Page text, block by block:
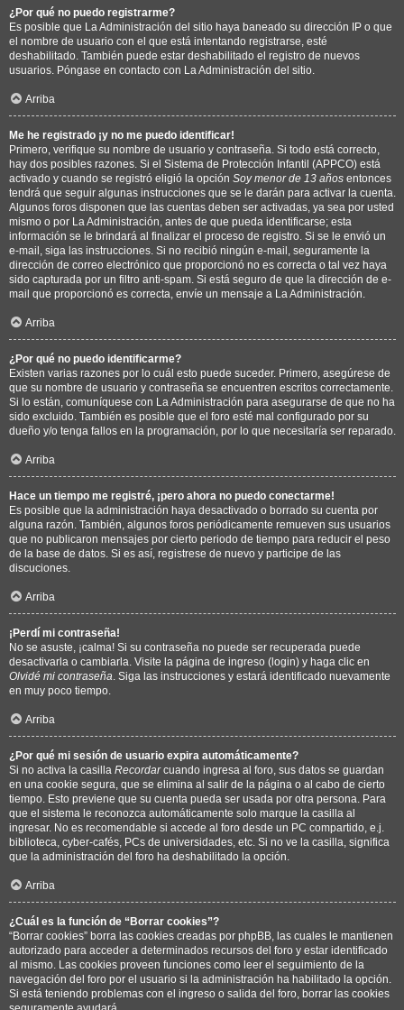
¿Por qué no puedo registrarme?
Es posible que La Administración del sitio haya baneado su dirección IP o que
el nombre de usuario con el que está intentando registrarse, esté
deshabilitado. También puede estar deshabilitado el registro de nuevos
usuarios. Póngase en contacto con La Administración del sitio.
Arriba
Me he registrado ¡y no me puedo identificar!
Primero, verifique su nombre de usuario y contraseña. Si todo está correcto,
hay dos posibles razones. Si el Sistema de Protección Infantil (APPCO) está
activado y cuando se registró eligió la opción Soy menor de 13 años entonces
tendrá que seguir algunas instrucciones que se le darán para activar la cuenta.
Algunos foros disponen que las cuentas deben ser activadas, ya sea por usted
mismo o por La Administración, antes de que pueda identificarse; esta
información se le brindará al finalizar el proceso de registro. Si se le envió un
e-mail, siga las instrucciones. Si no recibió ningún e-mail, seguramente la
dirección de correo electrónico que proporcionó no es correcta o tal vez haya
sido capturada por un filtro anti-spam. Si está seguro de que la dirección de e-
mail que proporcionó es correcta, envíe un mensaje a La Administración.
Arriba
¿Por qué no puedo identificarme?
Existen varias razones por lo cuál esto puede suceder. Primero, asegúrese de
que su nombre de usuario y contraseña se encuentren escritos correctamente.
Si lo están, comuníquese con La Administración para asegurarse de que no ha
sido excluido. También es posible que el foro esté mal configurado por su
dueño y/o tenga fallos en la programación, por lo que necesitaría ser reparado.
Arriba
Hace un tiempo me registré, ¡pero ahora no puedo conectarme!
Es posible que la administración haya desactivado o borrado su cuenta por
alguna razón. También, algunos foros periódicamente remueven sus usuarios
que no publicaron mensajes por cierto periodo de tiempo para reducir el peso
de la base de datos. Si es así, registrese de nuevo y participe de las
discuciones.
Arriba
¡Perdí mi contraseña!
No se asuste, ¡calma! Si su contraseña no puede ser recuperada puede
desactivarla o cambiarla. Visite la página de ingreso (login) y haga clic en
Olvidé mi contraseña . Siga las instrucciones y estará identificado nuevamente
en muy poco tiempo.
Arriba
¿Por qué mi sesión de usuario expira automáticamente?
Si no activa la casilla Recordarcuando ingresa al foro, sus datos se guardan
en una cookie segura, que se elimina al salir de la página o al cabo de cierto
tiempo. Esto previene que su cuenta pueda ser usada por otra persona. Para
que el sistema le reconozca automáticamente solo marque la casilla al
ingresar. No es recomendable si accede al foro desde un PC compartido, e.j.
biblioteca, cyber-cafés, PCs de universidades, etc. Si no ve la casilla, significa
que la administración del foro ha deshabilitado la opción.
Arriba
¿Cuál es la función de “Borrar cookies”?
“Borrar cookies” borra las cookies creadas por phpBB, las cuales le mantienen
autorizado para acceder a determinados recursos del foro y estar identificado
al mismo. Las cookies proveen funciones como leer el seguimiento de la
navegación del foro por el usuario si la administración ha habilitado la opción.
Si está teniendo problemas con el ingreso o salida del foro, borrar las cookies